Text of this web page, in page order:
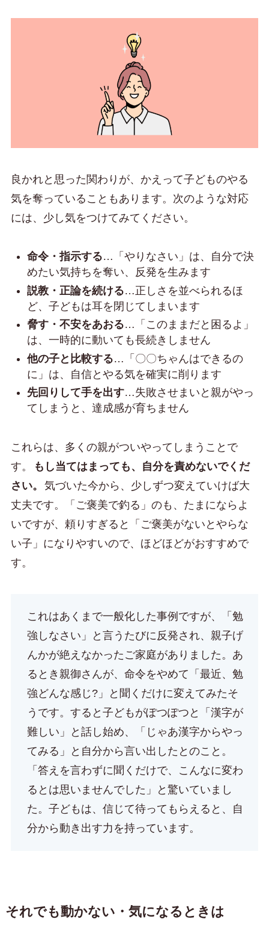
良かれと思った関わりが、かえって子どものやる
気を奪っていることもあります。次のような対応
には、少し気をつけてみてください。
命令・指示する…「やりなさい」は、自分で決
めたい気持ちを奪い、反発を生みます
説教・正論を続ける…正しさを並べられるほ
ど、子どもは耳を閉じてしまいます
脅す・不安をあおる…「このままだと困るよ」
は、一時的に動いても長続きしません
他の子と比較する…「〇〇ちゃんはできるの
に」は、自信とやる気を確実に削ります
先回りして手を出す…失敗させまいと親がやっ
てしまうと、達成感が育ちません
これらは、多くの親がついやってしまうことで
す。
もし当てはまっても、自分を責めないでくだ
さい。
気づいた今から、少しずつ変えていけば大
丈夫です。「ご褒美で釣る」のも、たまにならよ
いですが、頼りすぎると「ご褒美がないとやらな
い子」になりやすいので、ほどほどがおすすめで
す。
これはあくまで一般化した事例ですが、「勉
強しなさい」と言うたびに反発され、親子げ
んかが絶えなかったご家庭がありました。あ
るとき親御さんが、命令をやめて「最近、勉
強どんな感じ?」と聞くだけに変えてみたそ
うです。すると子どもがぽつぽつと「漢字が
難しい」と話し始め、「じゃあ漢字からやっ
てみる」と自分から言い出したとのこと。
「答えを言わずに聞くだけで、こんなに変わ
るとは思いませんでした」と驚いていまし
た。子どもは、信じて待ってもらえると、自
分から動き出す力を持っています。
それでも動かない・気になるときは